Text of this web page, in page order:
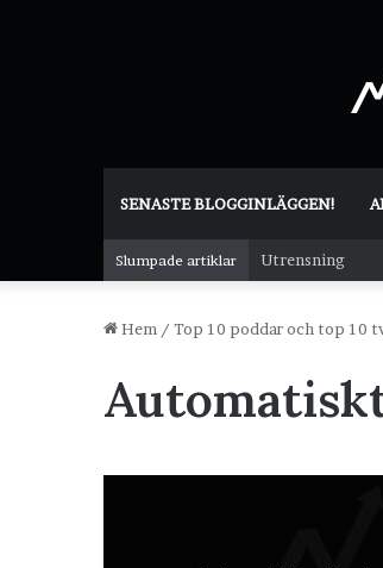
SENASTE BLOGGINLÄGGEN!
Slumpade artiklar Utrensning
Hem / Top 10 poddar och top 10